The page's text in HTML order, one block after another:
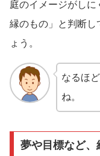
庭のイメージがし
縁のもの」と判断し
ょう。
なるほ
ね。
夢や目標など、